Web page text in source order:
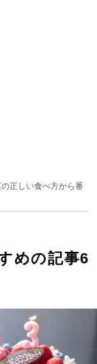
正しい食べ方から番
めの記事6